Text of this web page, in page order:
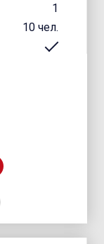
1
10 чел.